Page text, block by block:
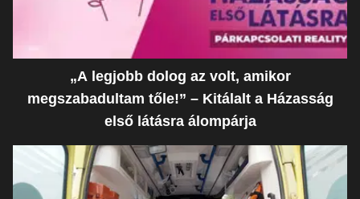
„A legjobb dolog az volt, amikor
megszabadultam tőle!” – Kitálalt a Házasság
első látásra álompárja